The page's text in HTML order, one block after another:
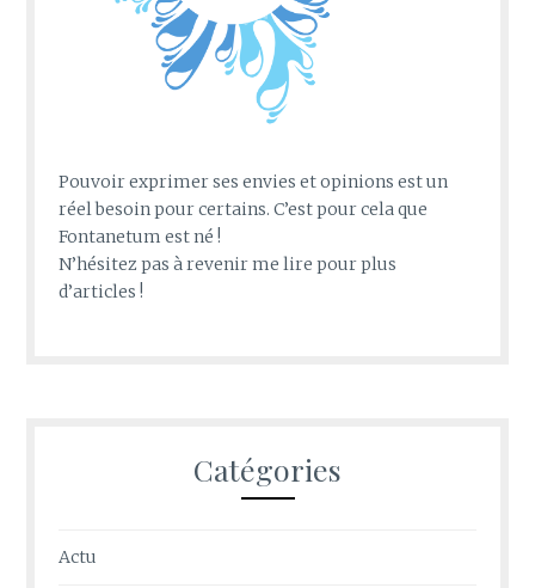
Pouvoir exprimer ses envies et opinions est un
réel besoin pour certains. C’est pour cela que
Fontanetum est né !
N’hésitez pas à revenir me lire pour plus
d’articles !
Catégories
Actu